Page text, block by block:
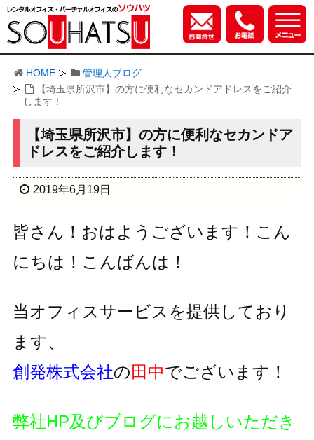
HOME
管理人ブログ
【埼玉県所沢市】の方に便利なセカンドアドレスをご紹介
します！
【埼玉県所沢市】の方に便利なセカンドア
ドレスをご紹介します！
2019年6月19日
皆さん！おはようございます！こん
にちは！こんばんは！
当オフィスサービスを提供しており
ます、
創発株式会社の田中でございます！
弊社HP及びブログにお越しいただき